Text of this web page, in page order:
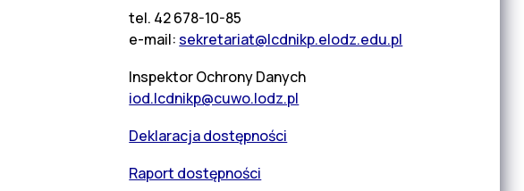
tel. 42 678-10-85
e-mail:sekretariat@lcdnikp.elodz.edu.pl
Inspektor Ochrony Danych
iod.lcdnikp@cuwo.lodz.pl
Deklaracja dostępności
Raport dostępności